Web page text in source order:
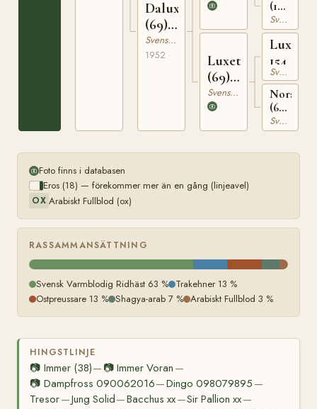
Daluxa
(69)
6494Svensk Varmblodig Ridhäst
1952
Luxette
(69)
3653Svensk Varmblodig Ridhäst
(10)
RÄb
1727
Svensk Varmblodig Ridhäst
Lux
154
Svensk Varmblodig Ridhäst
Nora
(69)
RÄSK
1830
Svensk Varmblodig Ridhäst
Foto finns i databasen
Eros (18) — förekommer mer än en gång (linjeavel)
OX Arabiskt Fullblod (ox)
RASSAMMANSÄTTNING
Svensk Varmblodig Ridhäst 63 % Trakehner 13 %
Ostpreussare 13 % Shagya-arab 7 % Arabiskt Fullblod 3 %
HINGSTLINJE
📷 Immer (38)— 📷Immer Voran —
📷 Dampfross 090062016—Dingo 098079895 —
Tresor—Jung Solid—Bacchus xx—Sir Pallion xx—